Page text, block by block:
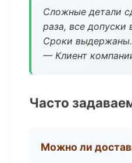
Сложные детали
раза, все допуски
Сроки выдержаны.
— Клиент
Часто
Можно ли